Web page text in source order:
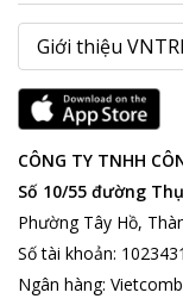
CÔNG TY TNHH
Số 10/55 đường
Phường Tây Hồ,
Số tài khoản:
Ngân hàng: